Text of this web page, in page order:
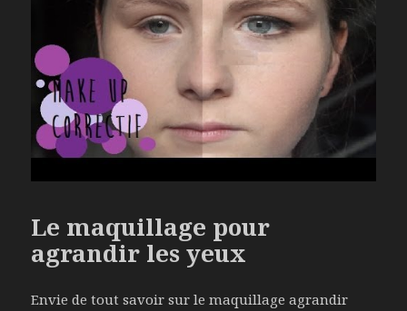
Le maquillage pour
agrandir les yeux
Envie de tout savoir sur le maquillage agrandir